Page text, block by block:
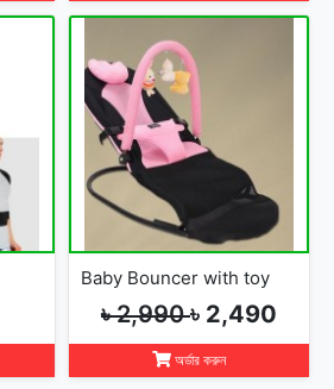
Baby Bouncer with toy
৳ 2,990৳ 2,490
অর্ডার করুন